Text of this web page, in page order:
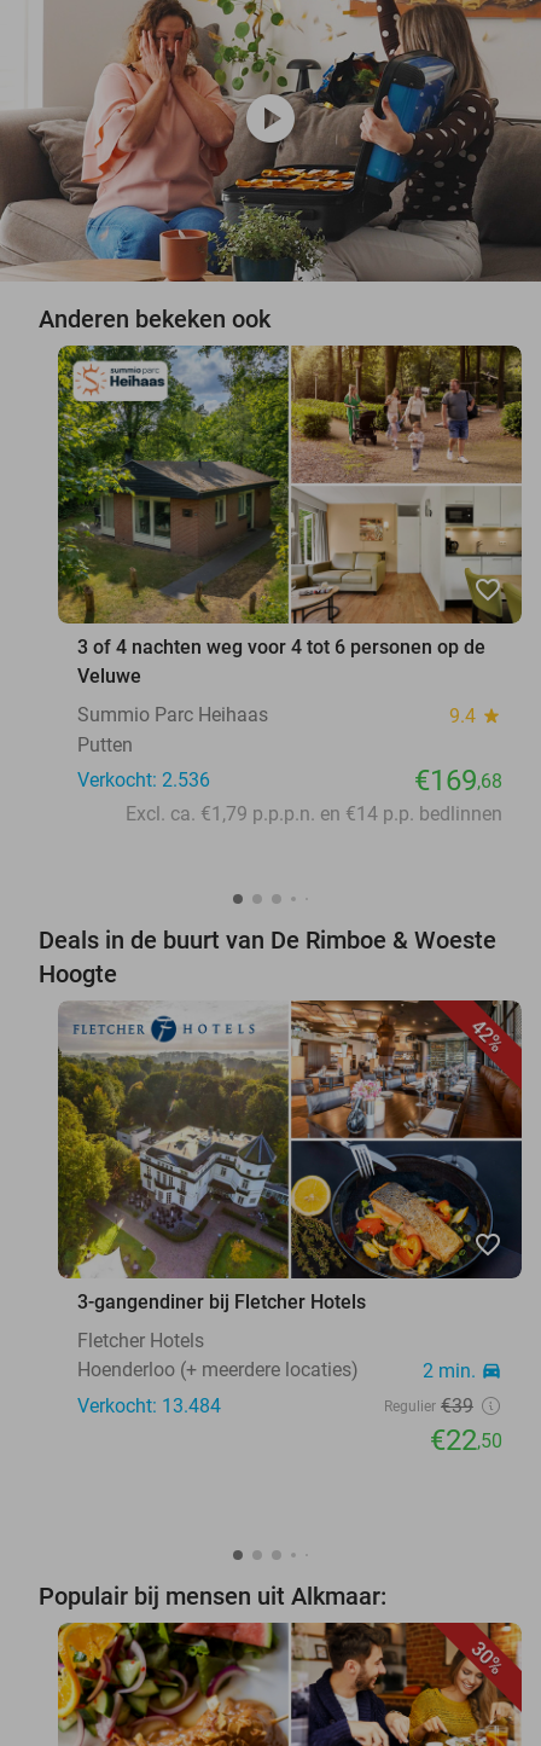
play_circle
Anderen bekeken ook
favorite_border
3 of 4 nachten weg voor 4 tot 6 personen op de
Veluwe
Summio Parc Heihaas
9.4 star
Putten
Verkocht: 2.536
€169,68
Excl. ca. €1,79 p.p.p.n. en €14 p.p. bedlinnen
Deals in de buurt van De Rimboe & Woeste
Hoogte
42%
favorite_border
3-gangendiner bij Fletcher Hotels
Fletcher Hotels
Hoenderloo (+ meerdere locaties)
2 min. directions_car
Verkocht: 13.484 Regulier €39
€22,50
Populair bij mensen uit Alkmaar:
30%